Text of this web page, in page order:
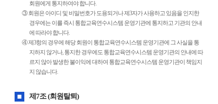
회원에게 통지하여야 합니다.
③ 회원은 아이디 및 비밀번호가 도용되거나 제3자가 사용하고 있음을 인지한
경우에는 이를 즉시 통합교육연수시스템 운영기관에 통지하고 기관의 안내
에 따라야 합니다.
④ 제3항의 경우에 해당 회원이 통합교육연수시스템 운영기관에 그 사실을 통
지하지 않거나, 통지한 경우에도 통합교육연수시스템 운영기관의 안내에 따
르지 않아 발생한 불이익에 대하여 통합교육연수시스템 운영기관이 책임지
지 않습니다.
제7조 (회원탈퇴)